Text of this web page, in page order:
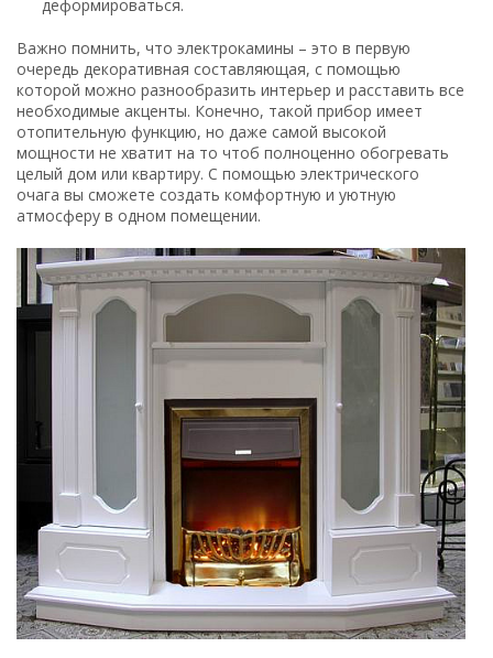
деформироваться.
Важно помнить, что электрокамины – это в первую
очередь декоративная составляющая, с помощью
которой можно разнообразить интерьер и расставить все
необходимые акценты. Конечно, такой прибор имеет
отопительную функцию, но даже самой высокой
мощности не хватит на то чтоб полноценно обогревать
целый дом или квартиру. С помощью электрического
очага вы сможете создать комфортную и уютную
атмосферу в одном помещении.